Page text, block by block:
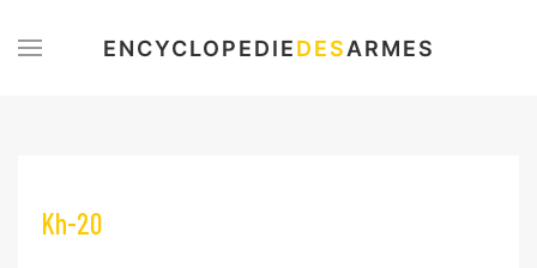
ENCYCLOPEDIEDESARMES
Kh-20